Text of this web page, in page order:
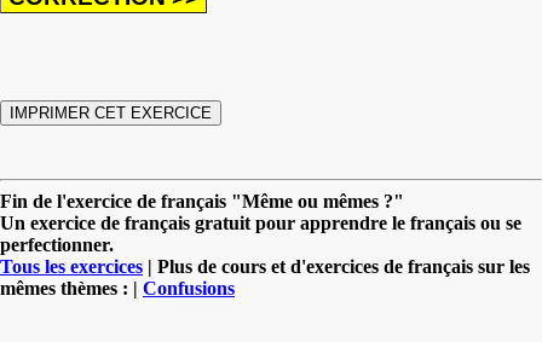
Fin de l'exercice de français "Même ou mêmes ?"
Un exercice de français gratuit pour apprendre le français ou se
perfectionner.
Tous les exercices | Plus de cours et d'exercices de français sur les
mêmes thèmes : | Confusions